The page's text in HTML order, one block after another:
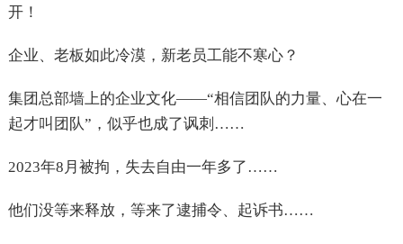
开！
企业、老板如此冷漠，新老员工能不寒心？
集团总部墙上的企业文化——“相信团队的力量、心在一
起才叫团队”，似乎也成了讽刺……
2023年8月被拘，失去自由一年多了……
他们没等来释放，等来了逮捕令、起诉书……